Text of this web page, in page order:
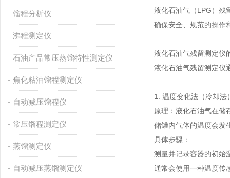
馏程分析仪
沸程测定仪
石油产品常压蒸馏特性测定仪
焦化粘油馏程测定仪
自动减压馏程仪
常压馏程测定仪
蒸馏测定仪
自动减压蒸馏测定仪
液化石油气（LPG）残
确保安全、规范的操作
液化石油气残留测定仪
液化石油气残留测定仪
1. 温度变化法（冷却法
原理：液化石油气在储
储罐内气体的温度会发
具体步骤：
测量并记录容器的初始
通常会使用一种温度传